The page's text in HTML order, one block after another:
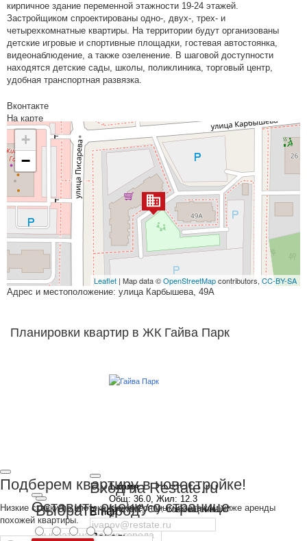
Выбрать город
Вход на Restate.ru
Email
Пароль
кирпичное здание переменной этажности 19-24 этажей.
Застройщиком спроектированы одно-, двух-, трех- и
четырехкомнатные квартиры. На территории будут организованы
детские игровые и спортивные площадки, гостевая автостоянка,
видеонаблюдение, а также озеленение. В шаговой доступности
находятся детские сады, школы, поликлиника, торговый центр,
удобная транспортная развязка.
Вконтакте
На карте
+
−
Leaflet | Map data ©OpenStreetMapcontributors, CC-BY-SA
Адрес и местоположение: улица Карбышева, 49А
Планировки квартир в ЖК Гайва Парк
1-комн
Общ: 36.0, Жил: 12.3
Кух: 9.7, С/у: совмещенный
Балкон: есть
Подберем квартиру в новостройке!
Низкие ставки по ипотеке с ежемесячным платежом ниже аренды
похожей квартиры.
Оставить оценку о странице